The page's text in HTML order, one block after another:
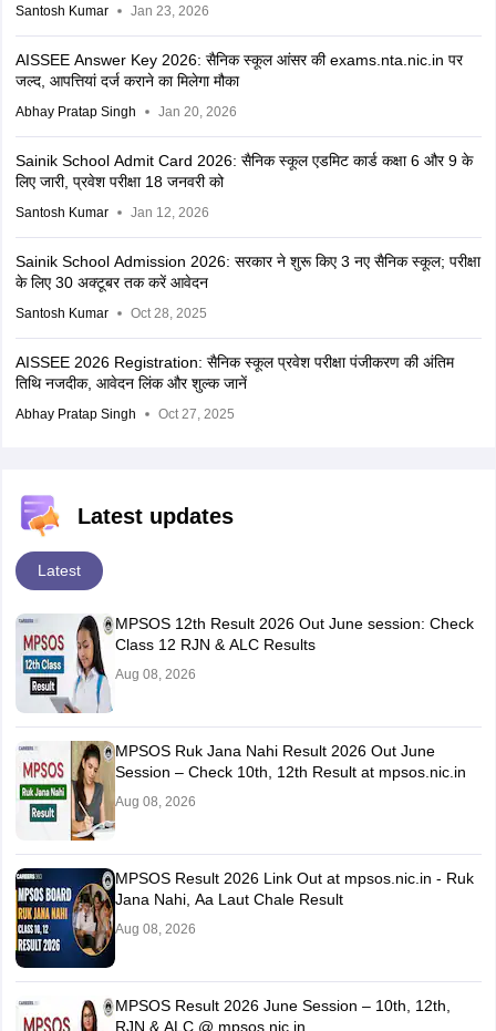
Santosh Kumar Jan 23, 2026
AISSEE Answer Key 2026: सैनिक स्कूल आंसर की exams.nta.nic.in पर
जल्द, आपत्तियां दर्ज कराने का मिलेगा मौका
Abhay Pratap Singh Jan 20, 2026
Sainik School Admit Card 2026: सैनिक स्कूल एडमिट कार्ड कक्षा 6 और 9 के
लिए जारी, प्रवेश परीक्षा 18 जनवरी को
Santosh Kumar Jan 12, 2026
Sainik School Admission 2026: सरकार ने शुरू किए 3 नए सैनिक स्कूल; परीक्षा
के लिए 30 अक्टूबर तक करें आवेदन
Santosh Kumar Oct 28, 2025
AISSEE 2026 Registration: सैनिक स्कूल प्रवेश परीक्षा पंजीकरण की अंतिम
तिथि नजदीक, आवेदन लिंक और शुल्क जानें
Abhay Pratap Singh Oct 27, 2025
Latest updates
Latest
MPSOS 12th Result 2026 Out June session: Check
Class 12 RJN & ALC Results
Aug 08, 2026
MPSOS Ruk Jana Nahi Result 2026 Out June
Session – Check 10th, 12th Result at mpsos.nic.in
Aug 08, 2026
MPSOS Result 2026 Link Out at mpsos.nic.in - Ruk
Jana Nahi, Aa Laut Chale Result
Aug 08, 2026
MPSOS Result 2026 June Session – 10th, 12th,
RJN & ALC @ mpsos.nic.in